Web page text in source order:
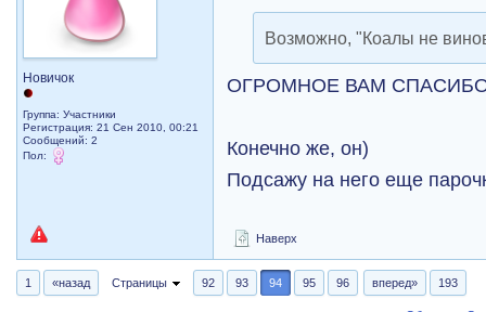
Новичок
Группа: Участники
Регистрация: 21 Сен 2010, 00:21
Сообщений: 2
Пол:
Возможно, "Коалы не
ОГРОМНОЕ ВАМ
Конечно же, он)
Подсажу на него еще
Наверх
1 «назад Страницы 92 93 94 95 96 вперед» 193